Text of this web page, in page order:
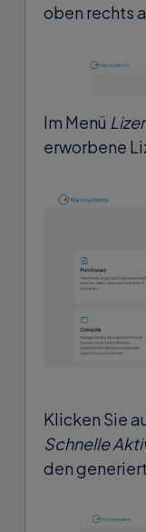
oben rechts
Im Menü
erworbene
Klicken Sie
Schnelle
den